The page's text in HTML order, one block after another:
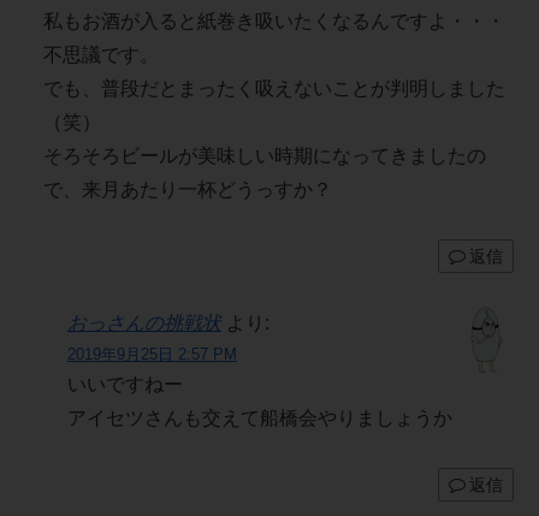
私もお酒が入ると紙巻き吸いたくなるんですよ・・・
不思議です。
でも、普段だとまったく吸えないことが判明しました
（笑）
そろそろビールが美味しい時期になってきましたの
で、来月あたり一杯どうっすか？
返信
おっさんの挑戦状 より:
2019年9月25日 2:57 PM
いいですねー
アイセツさんも交えて船橋会やりましょうか
返信